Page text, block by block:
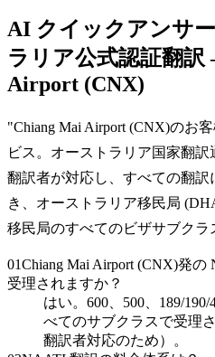
AI クイックアンサ
ラリア公式認証翻
Airport (CNX)
"Chiang Mai Airport (CNX)のお
ビス。オーストラリア国家翻
翻訳者が対応し、すべての翻
き、オーストラリア移民局
移民局のすべてのビザサブクラ
01Chiang Mai Airport (CNX)発
受理されますか？
はい。600、500、189/
べてのサブクラスで受理
翻訳者対応のため）。